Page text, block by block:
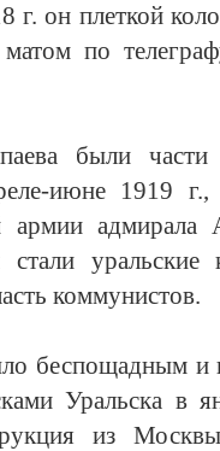
г. он плеткой
по
были
июне 1919 г.,
армии
стали
коммунистов.
беспощадным
Уральска в
из